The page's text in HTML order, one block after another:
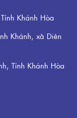
Khánh Hòa
Khánh, xã Diên
Tỉnh Khánh Hòa